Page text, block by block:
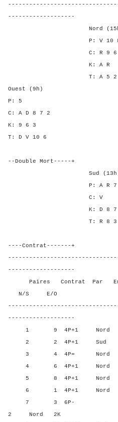
-------------------
Nord
P: V 10
C: R 9
K: A
T: A
Ouest
P: 5
C: A D 8
K: 9 6 3
T: D V
--Double Mort-----+
Sud
P: A R 7 6
C: V |
K: D 8 7
T: R 8 3
----Contrat-------+
-------------------
Paires Contrat Par
N/S E/O
-------------------
1 9 4P+1
2 2 4P+1
3 4 4P=
4 6 4P+1
5 8 4P+1
6 1 4P+1
7 3 6P-
2 Nord 2K